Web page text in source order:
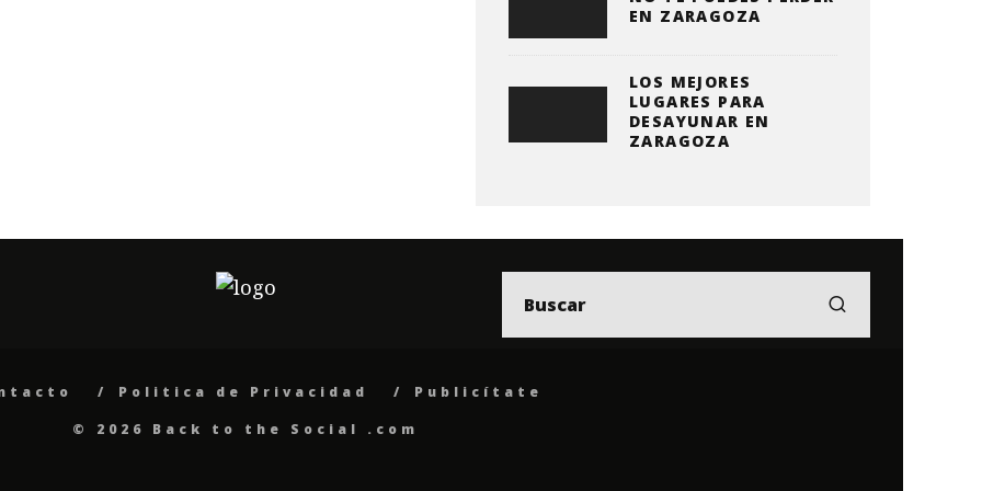
EN ZARAGOZA
LOS MEJORES
LUGARES PARA
DESAYUNAR EN
ZARAGOZA
Politica de Privacidad
Publicítate
© 2026 Back to the Social .com